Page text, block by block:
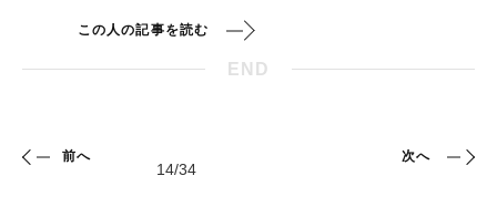
この人の記事を読む
END
前へ 次へ